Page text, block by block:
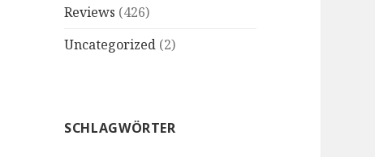
Reviews (426)
Uncategorized (2)
SCHLAGWÖRTER